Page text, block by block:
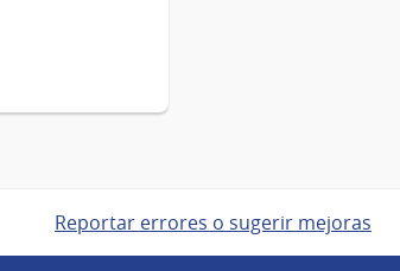
Reportar errores o sugerir mejoras